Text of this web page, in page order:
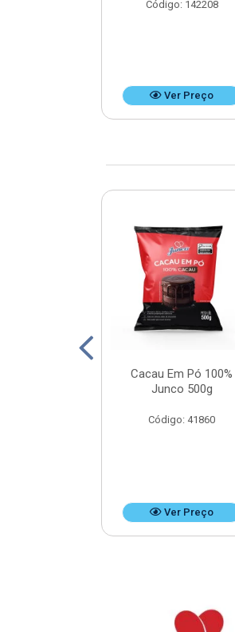
Código: 142208
Ver Preço
Cacau Em Pó 100%
Junco 500g
Código: 41860
Ver Preço